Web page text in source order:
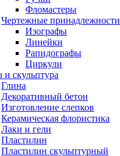
Фломастеры
Чертежные принадлежности
Изографы
Линейки
Рапидографы
Циркули
и скульптура
Глина
Декоративный бетон
Изготовление слепков
Керамическая флористика
Лаки и гели
Пластилин
Пластилин скульптурный